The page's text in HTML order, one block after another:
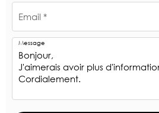
Email *
Message